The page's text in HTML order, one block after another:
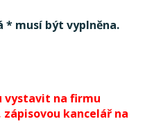
* musí být vyplněna.
na firmu
kancelář na